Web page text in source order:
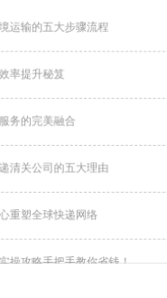
运输的五大步骤流程
率提升秘笈
务的完美融合
清关公司的五大理由
重塑全球快递网络
操攻略手把手教你省钱！